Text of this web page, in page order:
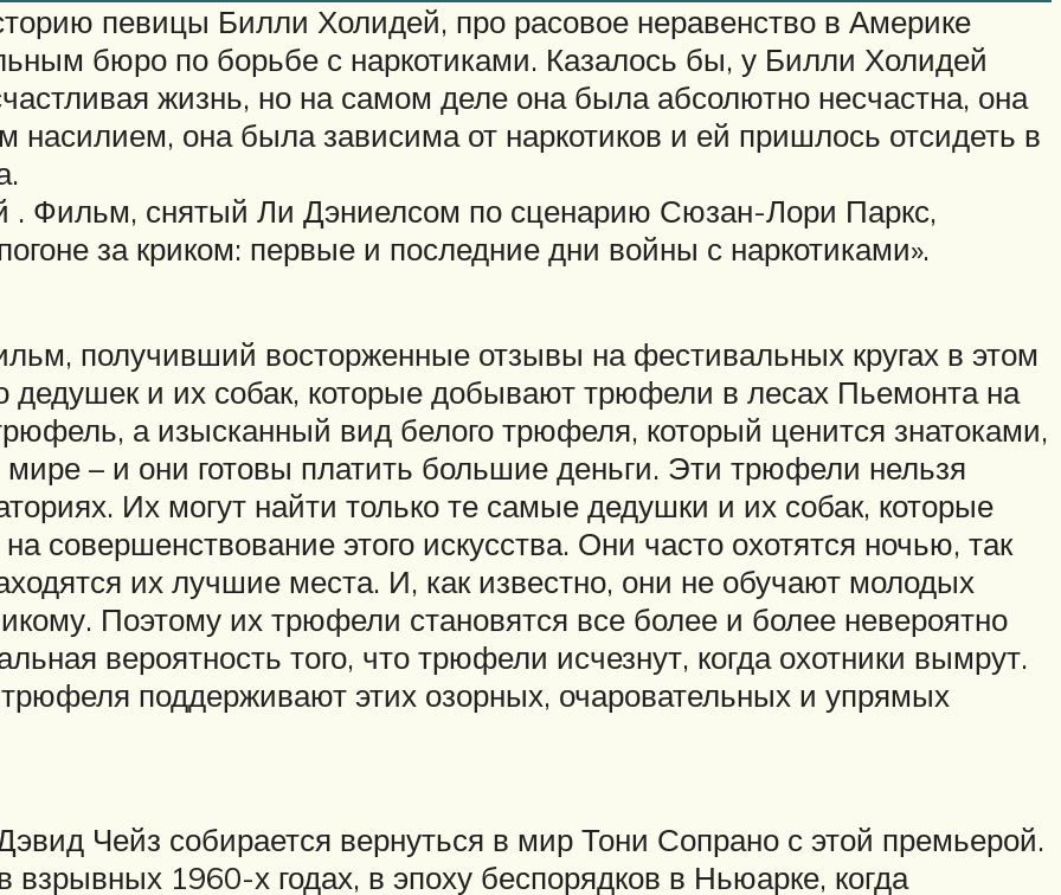
певицы Билли Холидей, про расовое неравенство в Америке
бюро по борьбе с наркотиками. Казалось бы, у Билли Холидей
жизнь, но на самом деле она была абсолютно несчастна, она
насилием, она была зависима от наркотиков и ей пришлось отсидеть в
. Фильм, снятый Ли Дэниелсом по сценарию Сюзан-Лори Паркс,
за криком: первые и последние дни войны с наркотиками».
получивший восторженные отзывы на фестивальных кругах в этом
дедушек и их собак, которые добывают трюфели в лесах Пьемонта на
а изысканный вид белого трюфеля, который ценится знатоками,
– и они готовы платить большие деньги. Эти трюфели нельзя
Их могут найти только те самые дедушки и их собак, которые
совершенствование этого искусства. Они часто охотятся ночью, так
их лучшие места. И, как известно, они не обучают молодых
Поэтому их трюфели становятся все более и более невероятно
вероятность того, что трюфели исчезнут, когда охотники вымрут.
поддерживают этих озорных, очаровательных и упрямых
Чейз собирается вернуться в мир Тони Сопрано с этой премьерой.
1960-х годах, в эпоху беспорядков в Ньюарке, когда